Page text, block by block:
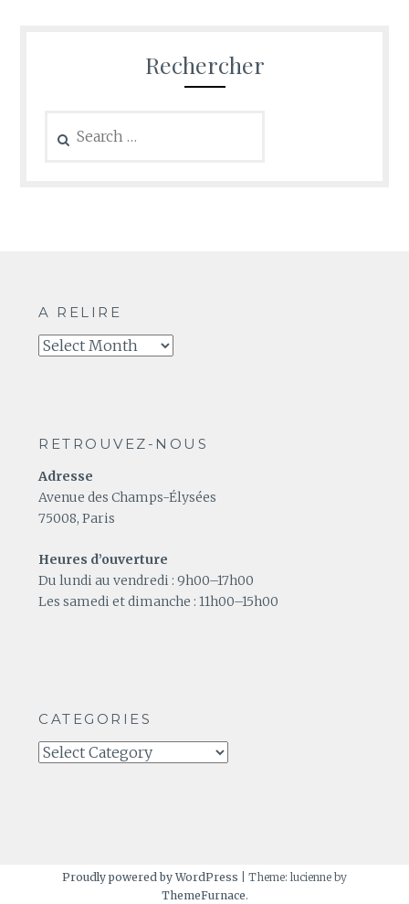
Rechercher
for:
A RELIRE
A
RETROUVEZ-NOUS
Adresse
Avenue des Champs-Élysées
75008, Paris
Heures d’ouverture
Du lundi au vendredi : 9h00–17h00
Les samedi et dimanche : 11h00–15h00
CATEGORIES
Categories
Proudly powered by WordPress
Theme: lucienne by
ThemeFurnace.